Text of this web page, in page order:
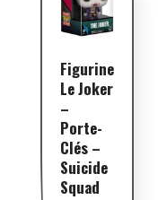
Figurine
Le Joker
–
Porte-
Clés –
Suicide
Squad